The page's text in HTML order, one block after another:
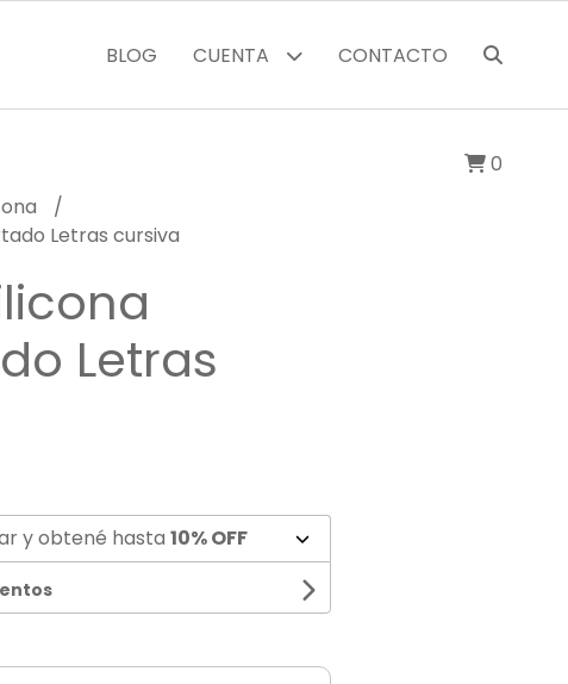
BLOG CUENTA CONTACTO
0
Letras cursiva
Letras
y obtené hasta 10% OFF